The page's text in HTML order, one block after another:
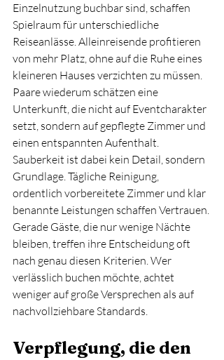
Einzelnutzung buchbar sind, schaffen
Spielraum für unterschiedliche
Reiseanlässe. Alleinreisende profitieren
von mehr Platz, ohne auf die Ruhe eines
kleineren Hauses verzichten zu müssen.
Paare wiederum schätzen eine
Unterkunft, die nicht auf Eventcharakter
setzt, sondern auf gepflegte Zimmer und
einen entspannten Aufenthalt.
Sauberkeit ist dabei kein Detail, sondern
Grundlage. Tägliche Reinigung,
ordentlich vorbereitete Zimmer und klar
benannte Leistungen schaffen Vertrauen.
Gerade Gäste, die nur wenige Nächte
bleiben, treffen ihre Entscheidung oft
nach genau diesen Kriterien. Wer
verlässlich buchen möchte, achtet
weniger auf große Versprechen als auf
nachvollziehbare Standards.
Verpflegung, die den